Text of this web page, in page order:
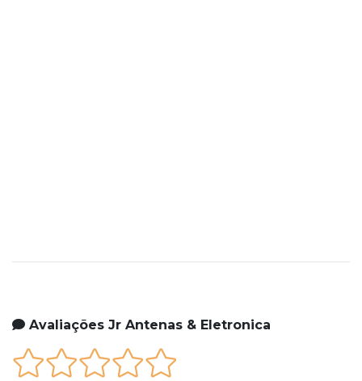
Avaliações Jr Antenas & Eletronica